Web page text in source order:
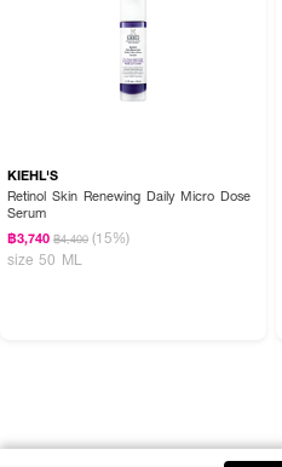
KIEHL'S
Retinol Skin Renewing Daily Micro Dose
Serum
฿3,740 ฿4,400 (15%)
size 50 ML